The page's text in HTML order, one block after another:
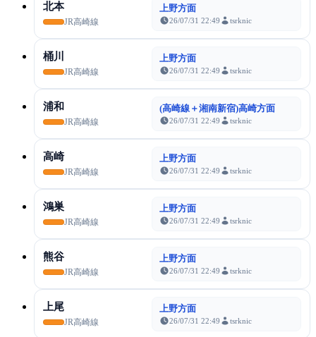
北本
JR高崎線
上野方面
26/07/31 22:49 tsrknic
桶川
JR高崎線
上野方面
26/07/31 22:49 tsrknic
浦和
JR高崎線
(高崎線＋湘南新宿)高崎方面
26/07/31 22:49 tsrknic
高崎
JR高崎線
上野方面
26/07/31 22:49 tsrknic
鴻巣
JR高崎線
上野方面
26/07/31 22:49 tsrknic
熊谷
JR高崎線
上野方面
26/07/31 22:49 tsrknic
上尾
JR高崎線
上野方面
26/07/31 22:49 tsrknic